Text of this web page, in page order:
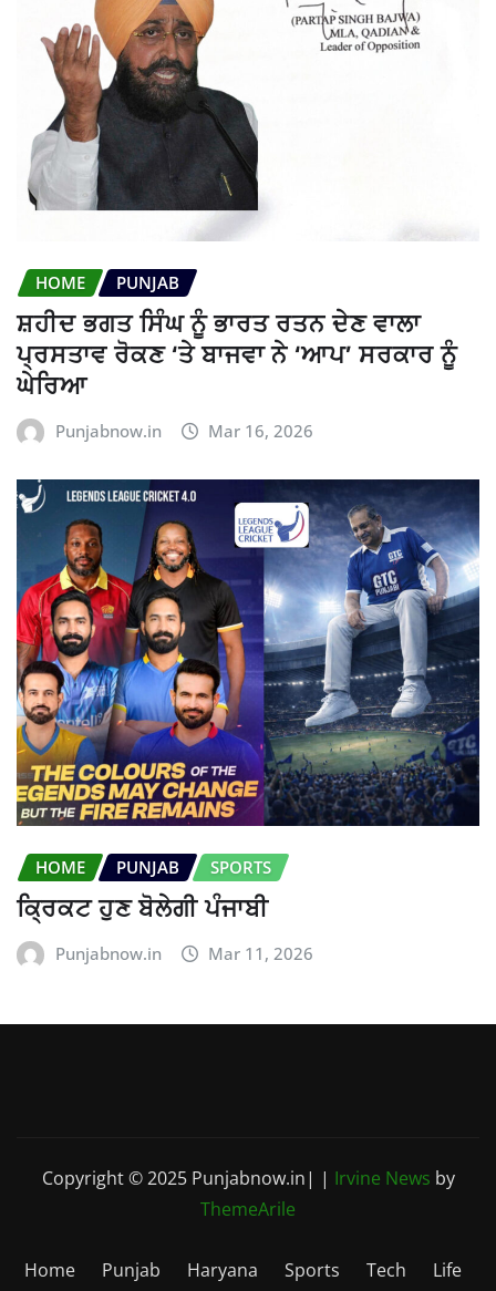
HOME PUNJAB
ਸ਼ਹੀਦ ਭਗਤ ਸਿੰਘ ਨੂੰ ਭਾਰਤ ਰਤਨ ਦੇਣ ਵਾਲਾ
ਪ੍ਰਸਤਾਵ ਰੋਕਣ ‘ਤੇ ਬਾਜਵਾ ਨੇ ‘ਆਪ’ ਸਰਕਾਰ ਨੂੰ
ਘੇਰਿਆ
Punjabnow.in Mar 16, 2026
HOME PUNJAB SPORTS
ਕ੍ਰਿਕਟ ਹੁਣ ਬੋਲੇਗੀ ਪੰਜਾਬੀ
Punjabnow.in Mar 11, 2026
Copyright © 2025 Punjabnow.in| | Irvine News by
ThemeArile
Home Punjab Haryana Sports Tech
Life